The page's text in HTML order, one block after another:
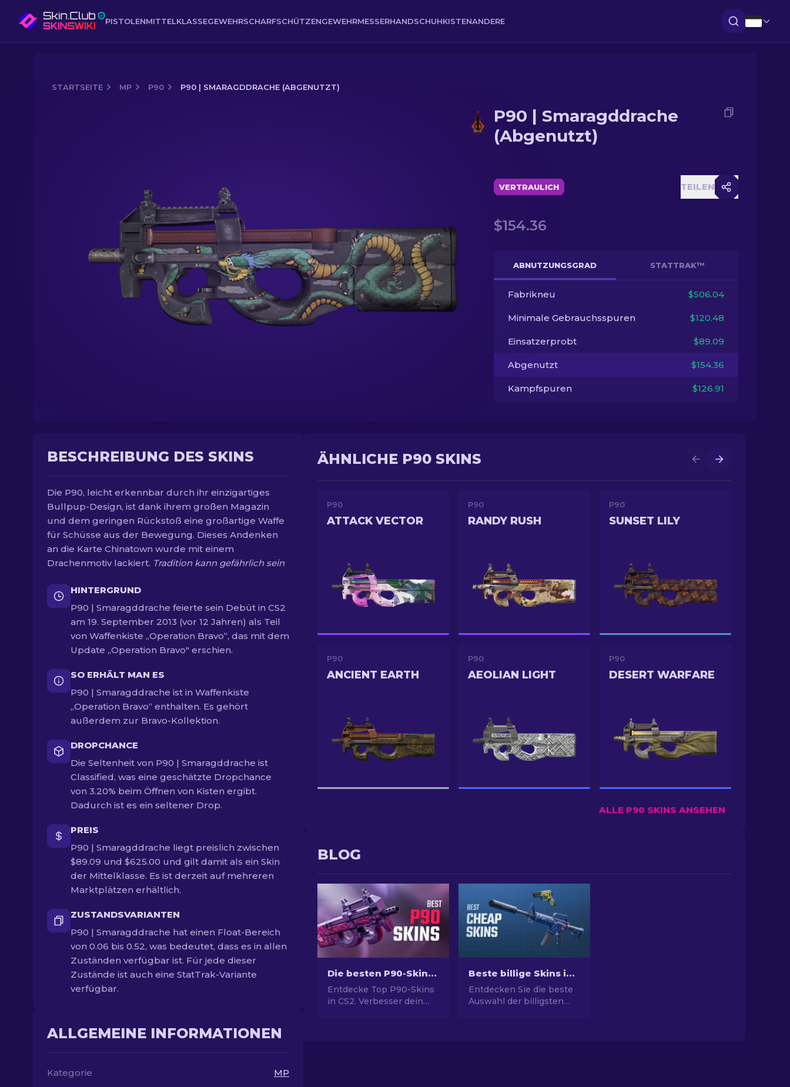
PISTOLENMITTELKLASSEGEWEHRSCHARFSCHÜTZENGEWEHRMESSERHANDSCHUHKISTENANDERE
STARTSEITE MP P90 P90 | SMARAGDDRACHE (ABGENUTZT)
P90 | Smaragddrache
(Abgenutzt)
VERTRAULICH TEILEN
$154.36
ABNUTZUNGSGRAD STATTRAK™
Fabrikneu $506.04
Minimale Gebrauchsspuren $120.48
Einsatzerprobt $89.09
Abgenutzt $154.36
Kampfspuren $126.91
BESCHREIBUNG DES SKINS
Die P90, leicht erkennbar durch ihr einzigartiges
Bullpup-Design, ist dank ihrem großen Magazin
und dem geringen Rückstoß eine großartige Waffe
für Schüsse aus der Bewegung. Dieses Andenken
an die Karte Chinatown wurde mit einem
Drachenmotiv lackiert. Tradition kann gefährlich sein
HINTERGRUND
P90 | Smaragddrache feierte sein Debüt in CS2
am 19. September 2013 (vor 12 Jahren) als Teil
von Waffenkiste „Operation Bravo“, das mit dem
Update „Operation Bravo" erschien.
SO ERHÄLT MAN ES
P90 | Smaragddrache ist in Waffenkiste
„Operation Bravo“ enthalten. Es gehört
außerdem zur Bravo-Kollektion.
DROPCHANCE
Die Seltenheit von P90 | Smaragddrache ist
Classified, was eine geschätzte Dropchance
von 3.20% beim Öffnen von Kisten ergibt.
Dadurch ist es ein seltener Drop.
PREIS
P90 | Smaragddrache liegt preislich zwischen
$89.09 und $625.00 und gilt damit als ein Skin
der Mittelklasse. Es ist derzeit auf mehreren
Marktplätzen erhältlich.
ZUSTANDSVARIANTEN
P90 | Smaragddrache hat einen Float-Bereich
von 0.06 bis 0.52, was bedeutet, dass es in allen
Zuständen verfügbar ist. Für jede dieser
Zustände ist auch eine StatTrak-Variante
verfügbar.
ALLGEMEINE INFORMATIONEN
Kategorie
MP
ÄHNLICHE P90 SKINS
P90
ATTACK VECTOR
P90
RANDY RUSH
P90
SUNSET LILY
P90
ANCIENT EARTH
P90
AEOLIAN LIGHT
P90
DESERT WARFARE
ALLE P90 SKINS ANSEHEN
BLOG
Die besten P90-Skins in CS2: Rangliste [2026]
Entdecke Top P90-Skins
in CS2. Verbesser dein
Beste billige Skins in CS2 [2026]
Entdecken Sie die beste
Auswahl der billigsten